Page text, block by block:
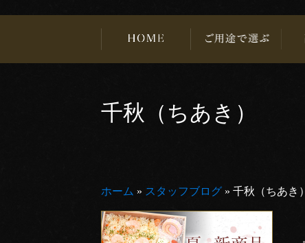
千秋（ちあき）
ホーム » スタッフブログ » 千秋（ちあき）